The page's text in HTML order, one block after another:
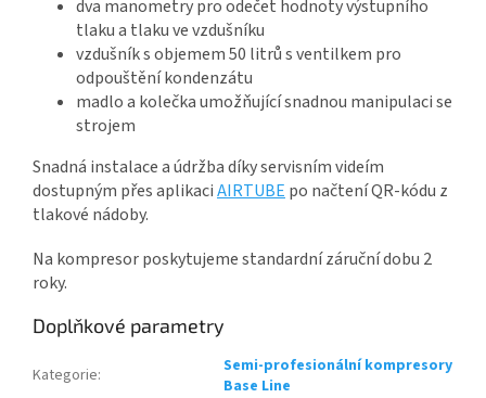
dva manometry pro odečet hodnoty výstupního
tlaku a tlaku ve vzdušníku
vzdušník s objemem 50 litrů s ventilkem pro
odpouštění kondenzátu
madlo a kolečka umožňující snadnou manipulaci se
strojem
Snadná instalace a údržba díky servisním videím
dostupným přes aplikaciAIRTUBE po načtení QR-kódu z
tlakové nádoby.
Na kompresor poskytujeme standardní záruční dobu 2
roky.
Doplňkové parametry
Kategorie:
Semi-profesionální kompresory
Base Line